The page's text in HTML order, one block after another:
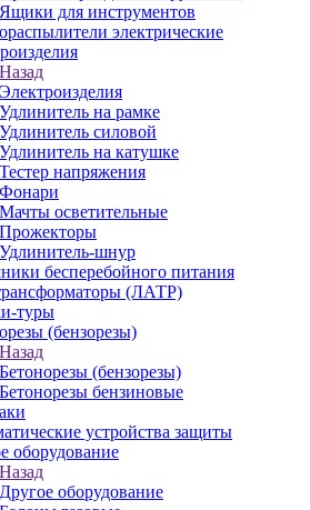
Ящики для инструментов
электрические
Назад
Электроизделия
Удлинитель на рамке
Удлинитель силовой
Удлинитель на катушке
Тестер напряжения
Фонари
Мачты осветительные
Прожекторы
Удлинитель-шнур
бесперебойного питания
(ЛАТР)
туры
(бензорезы)
Назад
Бетонорезы (бензорезы)
Бетонорезы бензиновые
устройства защиты
оборудование
Назад
Другое оборудование